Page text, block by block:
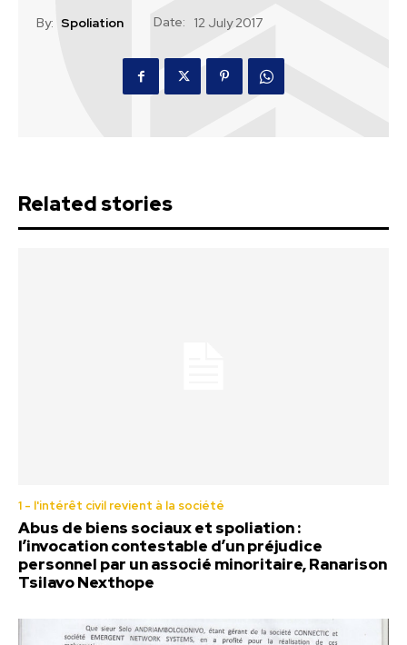
By: Spoliation Date: 12 July 2017
Related stories
1 - l'intérêt civil revient à la société
Abus de biens sociaux et spoliation :
l’invocation contestable d’un préjudice
personnel par un associé minoritaire, Ranarison
Tsilavo Nexthope